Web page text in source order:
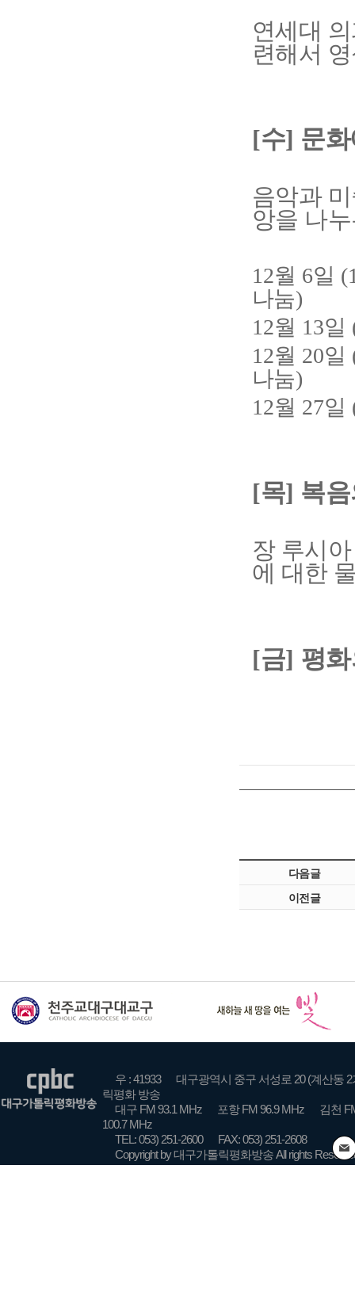
연세대
련해서
[수] 문
음악과
앙을 나
12월 6일
나눔)
12월 13일
12월 20일
나눔)
12월 27일
[목] 복
장 루시
에 대한
[금] 평
다음글
이전글
우 : 41933
대구광역시 중구 서성로 20 (계산동 2
릭평화 방송
대구 FM 93.1 MHz
포항 FM 96.9 MHz
김천
100.7 MHz
TEL: 053) 251-2600
FAX: 053) 251-2608
Copyright by 대구가톨릭평화방송 All rights